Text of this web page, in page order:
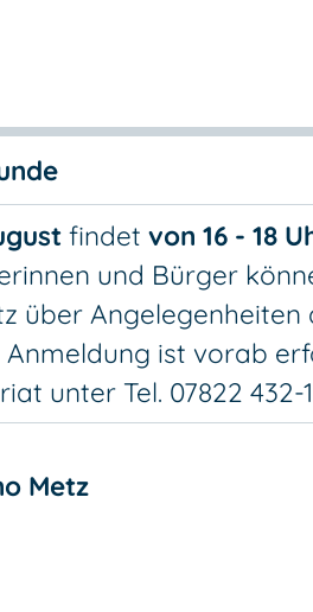
findet von 16 - 18
und Bürger
über Angelegenheiten
Anmeldung ist vorab
unter Tel. 07822 432-
Metz